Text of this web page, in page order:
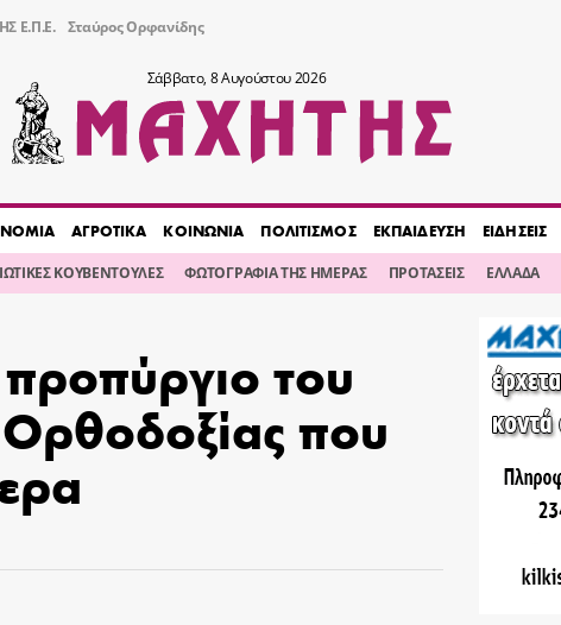
Ε.Π.Ε. Σταύρος Ορφανίδης
Σάββατο, 8 Αυγούστου 2026
ΑΓΡΟΤΙΚΑ ΚΟΙΝΩΝΙΑ ΠΟΛΙΤΙΣΜΟΣ ΕΚΠΑΙΔΕΥΣΗ ΕΙΔΗΣΕΙΣ
ΚΟΥΒΕΝΤΟΥΛΕΣ ΦΩΤΟΓΡΑΦΙΑ ΤΗΣ ΗΜΕΡΑΣ ΠΡΟΤΑΣΕΙΣ ΕΛΛΑΔΑ
του
που